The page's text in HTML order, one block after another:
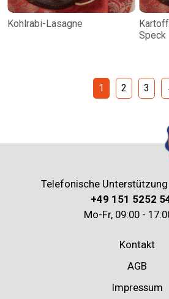
Kohlrabi-Lasagne
Speck
1 2 3
Telefonische
+49 151 5252
Mo-Fr, 09:00 -
Kontakt
AGB
Impressum